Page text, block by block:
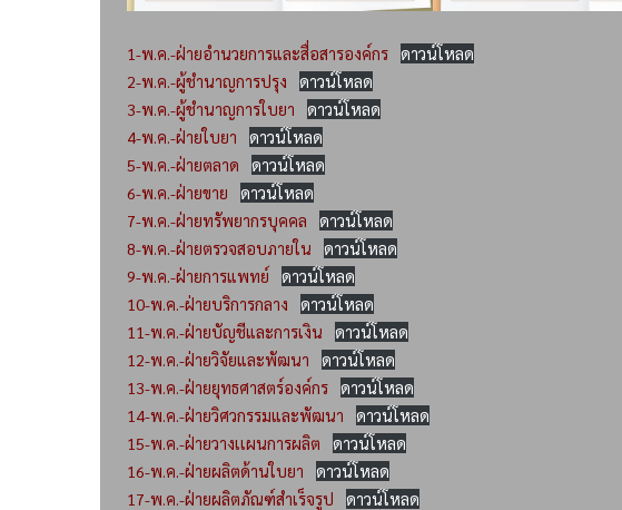
1-พ.ค.-ฝ่ายอำนวยการและสื่อสารองค์กร
ดาวน์โหลด
2-พ.ค.-ผู้ชำนาญการปรุง
ดาวน์โหลด
3-พ.ค.-ผู้ชำนาญการใบยา
ดาวน์โหลด
4-พ.ค.-ฝ่ายใบยา
ดาวน์โหลด
5-พ.ค.-ฝ่ายตลาด
ดาวน์โหลด
6-พ.ค.-ฝ่ายขาย
ดาวน์โหลด
7-พ.ค.-ฝ่ายทรัพยากรบุคคล
ดาวน์โหลด
8-พ.ค.-ฝ่ายตรวจสอบภายใน
ดาวน์โหลด
9-พ.ค.-ฝ่ายการแพทย์
ดาวน์โหลด
10-พ.ค.-ฝ่ายบริการกลาง
ดาวน์โหลด
11-พ.ค.-ฝ่ายบัญชีและการเงิน
ดาวน์โหลด
12-พ.ค.-ฝ่ายวิจัยและพัฒนา
ดาวน์โหลด
13-พ.ค.-ฝ่ายยุทธศาสตร์องค์กร
ดาวน์โหลด
14-พ.ค.-ฝ่ายวิศวกรรมและพัฒนา
ดาวน์โหลด
15-พ.ค.-ฝ่ายวางเเผนการผลิต
ดาวน์โหลด
16-พ.ค.-ฝ่ายผลิตด้านใบยา
ดาวน์โหลด
17-พ.ค.-ฝ่ายผลิตภัณฑ์สำเร็จรูป
ดาวน์โหลด